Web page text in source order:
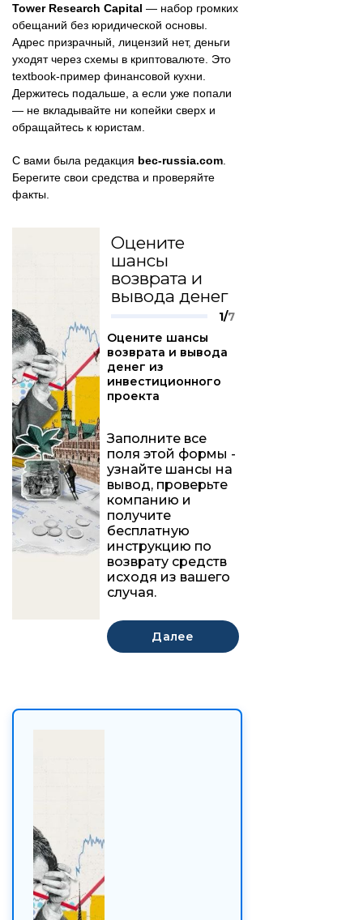
Tower Research Capital — набор громких
обещаний без юридической основы.
Адрес призрачный, лицензий нет, деньги
уходят через схемы в криптовалюте. Это
textbook-пример финансовой кухни.
Держитесь подальше, а если уже попали
— не вкладывайте ни копейки сверх и
обращайтесь к юристам.
С вами была редакция bec-russia.com
Берегите свои средства и проверяйте
факты.
Оцените
шансы
возврата и
вывода денег
1/7
Оцените шансы
возврата и вывода
денег из
инвестиционного
проекта
Заполните все
поля этой формы -
узнайте шансы на
вывод, проверьте
компанию и
получите
бесплатную
инструкцию по
возврату средств
исходя из вашего
случая.